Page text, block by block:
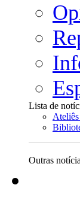
Lista de
Outras